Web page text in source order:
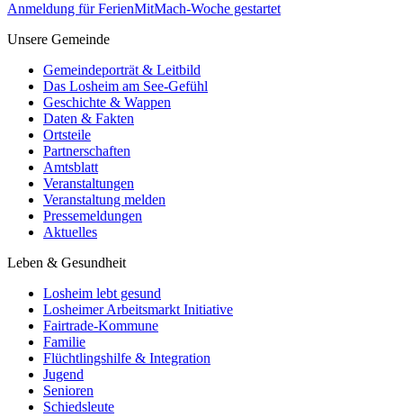
Anmeldung für FerienMitMach-Woche gestartet
Unsere Gemeinde
Gemeindeporträt & Leitbild
Das Losheim am See-Gefühl
Geschichte & Wappen
Daten & Fakten
Ortsteile
Partnerschaften
Amtsblatt
Veranstaltungen
Veranstaltung melden
Pressemeldungen
Aktuelles
Leben & Gesundheit
Losheim lebt gesund
Losheimer Arbeitsmarkt Initiative
Fairtrade-Kommune
Familie
Flüchtlingshilfe & Integration
Jugend
Senioren
Schiedsleute